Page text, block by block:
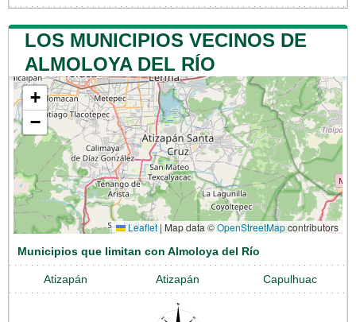
LOS MUNICIPIOS VECINOS DE
ALMOLOYA DEL RÍO
+
−
Leaflet | Map data ©OpenStreetMapcontributors
Municipios que limitan con Almoloya del Río
Atizapán Atizapán Capulhuac